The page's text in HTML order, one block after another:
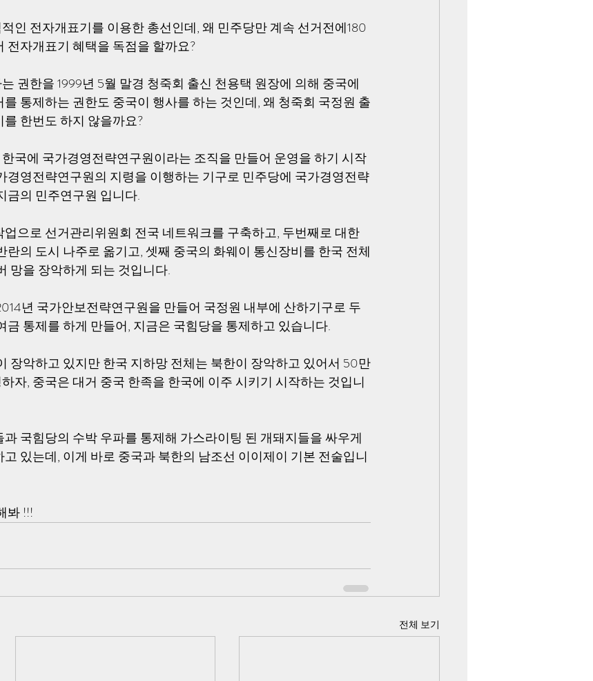
인 전자개표기를 이용한 총선인데, 왜 민주당만 계속 선거전에180
전자개표기 혜택을 독점을 할까요?
권한을 1999년 5월 말경 청죽회 출신 천용택 원장에 의해 중국에
통제하는 권한도 중국이 행사를 하는 것인데, 왜 청죽회 국정원 출
한번도 하지 않을까요?
국에 국가경영전략연구원이라는 조직을 만들어 운영을 하기 시작
경영전략연구원의 지령을 이행하는 기구로 민주당에 국가경영전략
금의 민주연구원 입니다.
으로 선거관리위원회 전국 네트워크를 구축하고, 두번째로 대한
란의 도시 나주로 옮기고, 셋째 중국의 화웨이 통신장비를 한국 전체
망을 장악하게 되는 것입니다.
년 국가안보전략연구원을 만들어 국정원 내부에 산하기구로 두
금 통제를 하게 만들어, 지금은 국힘당을 통제하고 있습니다.
장악하고 있지만 한국 지하망 전체는 북한이 장악하고 있어서 50만
자, 중국은 대거 중국 한족을 한국에 이주 시키기 시작하는 것입니
국힘당의 수박 우파를 통제해 가스라이팅 된 개돼지들을 싸우게
있는데, 이게 바로 중국과 북한의 남조선 이이제이 기본 전술입니
봐 !!!
전체 보기